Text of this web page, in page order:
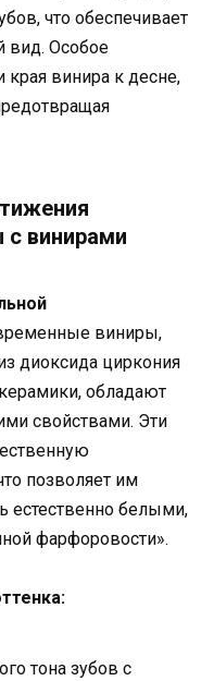
что обеспечивает
вид. Особое
края винира к десне,
с винирами
виниры,
диоксида циркония
обладают
свойствами. Эти
позволяет им
естественно белыми,
фарфоровости».
тона зубов с